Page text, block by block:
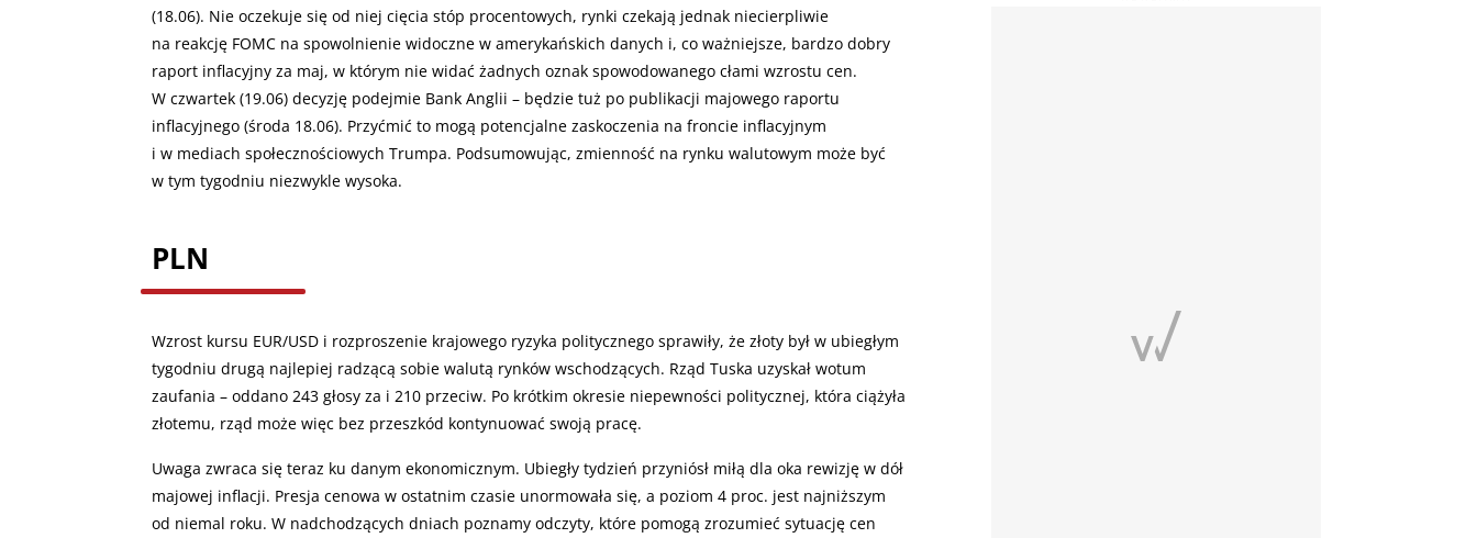
(18.06). Nie oczekuje się od niej cięcia stóp procentowych, rynki czekają jednak niecierpliwie
na reakcję FOMC na spowolnienie widoczne w amerykańskich danych i, co ważniejsze, bardzo dobry
raport inflacyjny za maj, w którym nie widać żadnych oznak spowodowanego cłami wzrostu cen.
W czwartek (19.06) decyzję podejmie Bank Anglii – będzie tuż po publikacji majowego raportu
inflacyjnego (środa 18.06). Przyćmić to mogą potencjalne zaskoczenia na froncie inflacyjnym
i w mediach społecznościowych Trumpa. Podsumowując, zmienność na rynku walutowym może być
w tym tygodniu niezwykle wysoka.
PLN
Wzrost kursu EUR/USD i rozproszenie krajowego ryzyka politycznego sprawiły, że złoty był w ubiegłym
tygodniu drugą najlepiej radzącą sobie walutą rynków wschodzących. Rząd Tuska uzyskał wotum
zaufania – oddano 243 głosy za i 210 przeciw. Po krótkim okresie niepewności politycznej, która ciążyła
złotemu, rząd może więc bez przeszkód kontynuować swoją pracę.
Uwaga zwraca się teraz ku danym ekonomicznym. Ubiegły tydzień przyniósł miłą dla oka rewizję w dół
majowej inflacji. Presja cenowa w ostatnim czasie unormowała się, a poziom 4 proc. jest najniższym
od niemal roku. W nadchodzących dniach poznamy odczyty, które pomogą zrozumieć sytuację cen